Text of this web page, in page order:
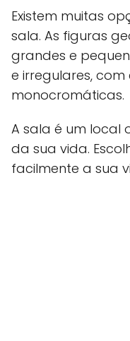
Existem muitas
sala. As figuras
grandes e
e irregulares, com
monocromáticas.
A sala é um local
da sua vida.
facilmente a sua